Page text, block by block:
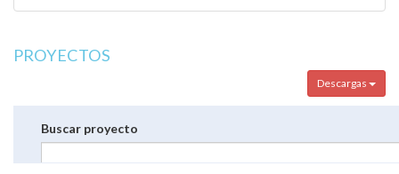
PROYECTOS
Descargas
Buscar proyecto